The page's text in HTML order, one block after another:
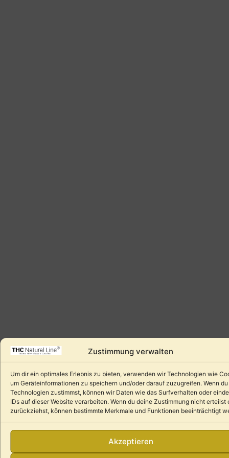
Zustimmung verwalten
Um dir ein optimales Erlebnis zu bieten, verwenden wir Technologien wie
um Geräteinformationen zu speichern und/oder darauf zuzugreifen. Wenn
Technologien zustimmst, können wir Daten wie das Surfverhalten oder
IDs auf dieser Website verarbeiten. Wenn du deine Zustimmung nicht erteilst
zurückziehst, können bestimmte Merkmale und Funktionen beeinträchtigt
Akzeptieren